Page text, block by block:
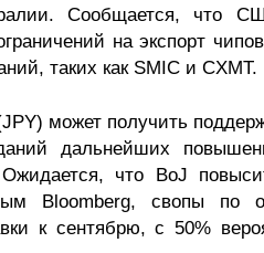
Сообщается, что
на экспорт
таких как SMIC и CXMT.
может получить
дальнейших
что BoJ
Bloomberg, свопы по
к сентябрю, с 50%